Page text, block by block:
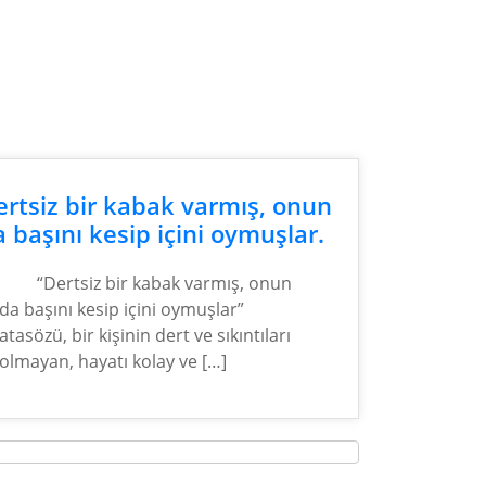
bir kabak varmış, onun
başını kesip içini oymuşlar.
“Dertsiz bir kabak varmış, onun
da başını kesip içini oymuşlar”
atasözü, bir kişinin dert ve sıkıntıları
olmayan, hayatı kolay ve […]